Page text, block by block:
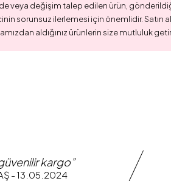
veya değişim talep edilen ürün,
sorunsuz ilerlemesi için önemlidir. Satın
aldığınız ürünlerin size mutluluk
güvenilir kargo”
- 13.05.2024